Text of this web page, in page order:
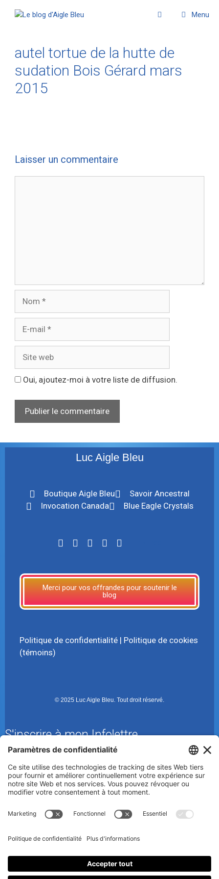
Menu
autel tortue de la hutte de
sudation Bois Gérard mars
2015
Laisser un commentaire
Oui, ajoutez-moi à votre liste de diffusion.
Luc Aigle Bleu
Boutique Aigle Bleu
Savoir Ancestral
Invocation Canada
Blue Eagle Crystals
Merci pour vos offrandes pour soutenir le
blog
Politique de confidentialité | Politique de cookies
(témoins)
© 2025 Luc Aigle Bleu. Tout droit réservé.
S'inscrire à mon Infolettre